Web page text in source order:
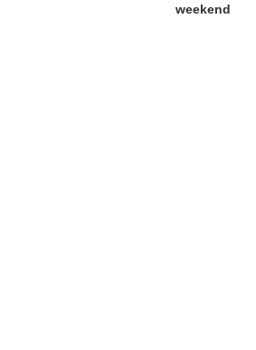
weekend